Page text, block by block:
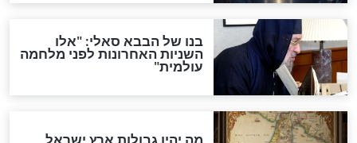
האם לאחר בוא המשיח יהיה
אפשר לחזור בתשובה?
לכל המאמרים